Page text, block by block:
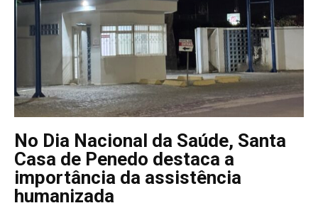
No Dia Nacional da Saúde, Santa
Casa de Penedo destaca a
importância da assistência
humanizada